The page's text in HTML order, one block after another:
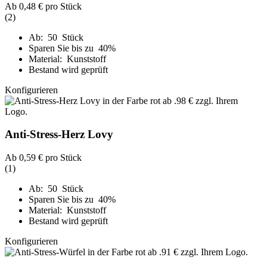
Ab 0,48 € pro Stück
(2)
Ab: 50 Stück
Sparen Sie bis zu 40%
Material: Kunststoff
Bestand wird geprüft
Konfigurieren
Anti-Stress-Herz Lovy
Ab 0,59 € pro Stück
(1)
Ab: 50 Stück
Sparen Sie bis zu 40%
Material: Kunststoff
Bestand wird geprüft
Konfigurieren